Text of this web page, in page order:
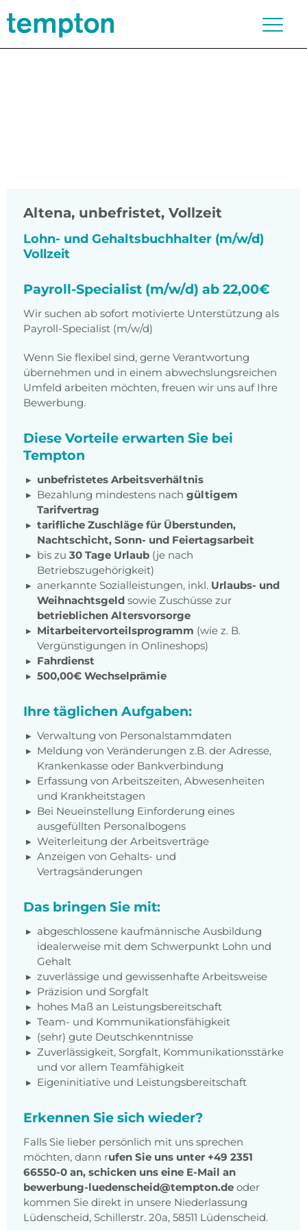
Altena, unbefristet, Vollzeit
Lohn- und Gehaltsbuchhalter (m/w/d)
Vollzeit
Payroll-Specialist (m/w/d) ab 22,00€
Wir suchen ab sofort motivierte Unterstützung als
Payroll-Specialist (m/w/d)
Wenn Sie flexibel sind, gerne Verantwortung
übernehmen und in einem abwechslungsreichen
Umfeld arbeiten möchten, freuen wir uns auf Ihre
Bewerbung.
Diese Vorteile erwarten Sie bei
Tempton
unbefristetes Arbeitsverhältnis
Bezahlung mindestens nach gültigem
Tarifvertrag
tarifliche Zuschläge für Überstunden,
Nachtschicht, Sonn- und Feiertagsarbeit
bis zu 30 Tage Urlaub (je nach
Betriebszugehörigkeit)
anerkannte Sozialleistungen, inkl. Urlaubs- und
Weihnachtsgeld sowie Zuschüsse zur
betrieblichen Altersvorsorge
Mitarbeitervorteilsprogramm (wie z. B.
Vergünstigungen in Onlineshops)
Fahrdienst
500,00€ Wechselprämie
Ihre täglichen Aufgaben:
Verwaltung von Personalstammdaten
Meldung von Veränderungen z.B. der Adresse,
Krankenkasse oder Bankverbindung
Erfassung von Arbeitszeiten, Abwesenheiten
und Krankheitstagen
Bei Neueinstellung Einforderung eines
ausgefüllten Personalbogens
Weiterleitung der Arbeitsverträge
Anzeigen von Gehalts- und
Vertragsänderungen
Das bringen Sie mit:
abgeschlossene kaufmännische Ausbildung
idealerweise mit dem Schwerpunkt Lohn und
Gehalt
zuverlässige und gewissenhafte Arbeitsweise
Präzision und Sorgfalt
hohes Maß an Leistungsbereitschaft
Team- und Kommunikationsfähigkeit
(sehr) gute Deutschkenntnisse
Zuverlässigkeit, Sorgfalt, Kommunikationsstärke
und vor allem Teamfähigkeit
Eigeninitiative und Leistungsbereitschaft
Erkennen Sie sich wieder?
Falls Sie lieber persönlich mit uns sprechen
möchten, dann rufen Sie uns unter +49 2351
66550-0 an, schicken uns eine E-Mail an
bewerbung-luedenscheid@tempton.de oder
kommen Sie direkt in unsere Niederlassung
Lüdenscheid, Schillerstr. 20a, 58511 Lüdenscheid.